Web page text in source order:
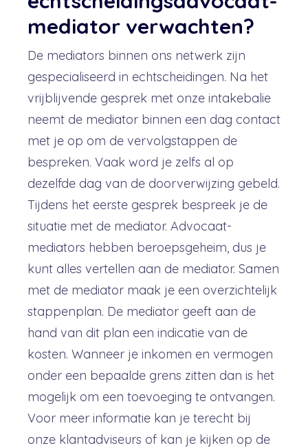
mediator verwachten?
De mediators binnen ons netwerk zijn
gespecialiseerd in echtscheidingen. Na het
vrijblijvende gesprek met onze intakebalie
neemt de mediator binnen een dag contact
met je op om de vervolgstappen de
bespreken. Vaak word je zelfs al op
dezelfde dag van de doorverwijzing gebeld.
Tijdens het eerste gesprek bespreek je de
situatie met de mediator. Advocaat-
mediators hebben beroepsgeheim, dus je
kunt alles vertellen aan de mediator. Samen
met de mediator maak je een overzichtelijk
stappenplan. De mediator geeft aan de
hand van dit plan een indicatie van de
kosten. Wanneer je inkomen en vermogen
onder een bepaalde grens zitten dan is het
mogelijk om een toevoeging te ontvangen.
Voor meer informatie kan je terecht bij
onze klantadviseurs of kan je kijken op de